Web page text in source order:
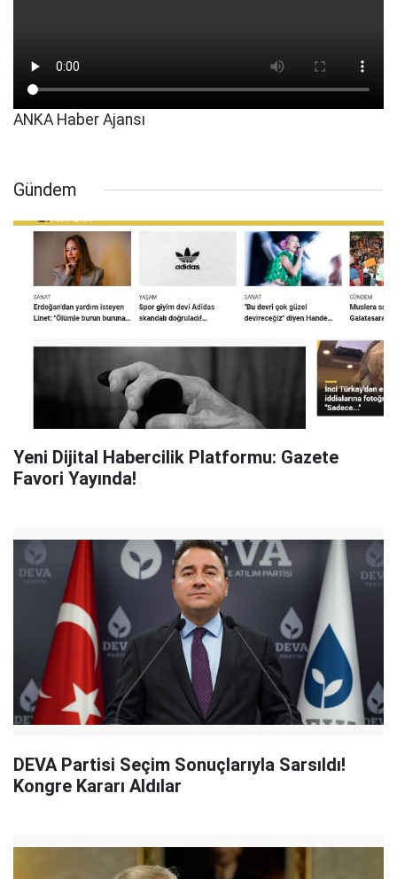
ANKA Haber Ajansı
Gündem
Yeni Dijital Habercilik Platformu: Gazete
Favori Yayında!
DEVA Partisi Seçim Sonuçlarıyla Sarsıldı!
Kongre Kararı Aldılar